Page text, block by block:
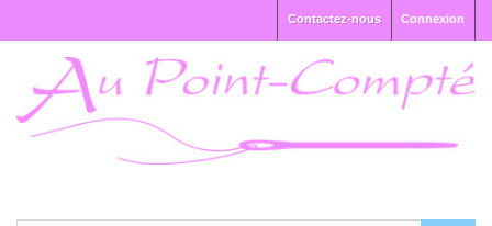
Connexion
Contactez-nous